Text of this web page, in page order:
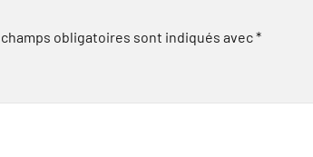
obligatoires sont indiqués avec*